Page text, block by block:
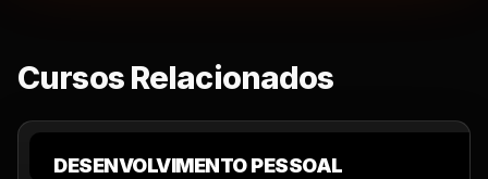
Cursos Relacionados
DESENVOLVIMENTO PESSOAL